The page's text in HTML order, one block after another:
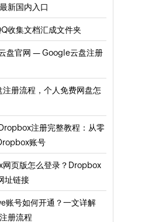
新国内入口
收集文档汇成文件夹
盘官网 — Google云盘注册
注册流程，个人免费网盘怎
注册完整教程：从零
账号
网页版怎么登录？Dropbox
址链接
账号如何开通？一文详解
册流程